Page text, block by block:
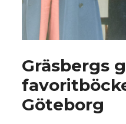
Gräsbergs
Göteborg